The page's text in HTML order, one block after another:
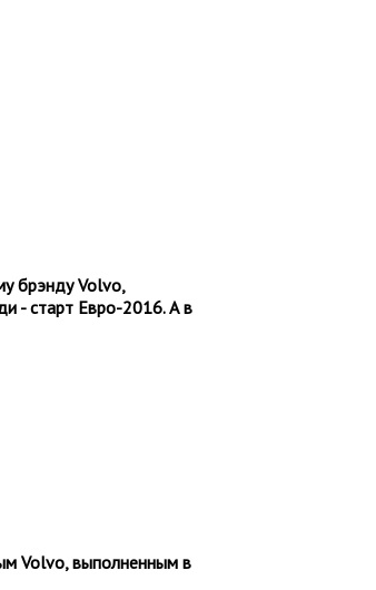
брэнду Volvo,
- старт Евро-2016. А в
Volvo, выполненным в